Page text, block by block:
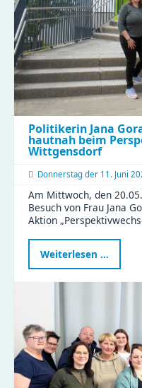
Politikerin Jana
hautnah beim
Wittgensdorf
Donnerstag der 11. Juni
Am Mittwoch, den
Besuch von Frau Jana
Aktion
Weiterlesen …
Jana
Gora
Alltag
beim
in